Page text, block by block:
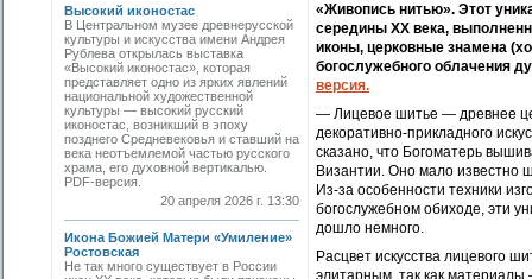
Высокий иконостас
В Центральном музее древнерусской
культуры и искусства имени Андрея
Рублева открылась выставка
«Высокий иконостас», которая
представляет одно из ярких явлений
национальной художественной
культуры — высокий русский
иконостас, возникший в эпоху
позднего Средневековья и ставший на
века неотъемлемой частью русского
храма, его духовной вертикалью.
PDF-версия.
20 апреля 2026 г. 13:30
Икона Божией Матери «Умиление»
Ростовская
Не так много существует в России
«Живопись нитью». Этот
середины XX века,
иконы, церковные знамена
богослужебного облачения
версия.
— Лицевое шитье — древнее
декоративно-прикладного
сказано, что Богоматерь
Византии. Оно мало известно
Из-за особенности техники
богослужебном обиходе, эти
дошло немного.
Расцвет искусства лицевого
элитарным, так как